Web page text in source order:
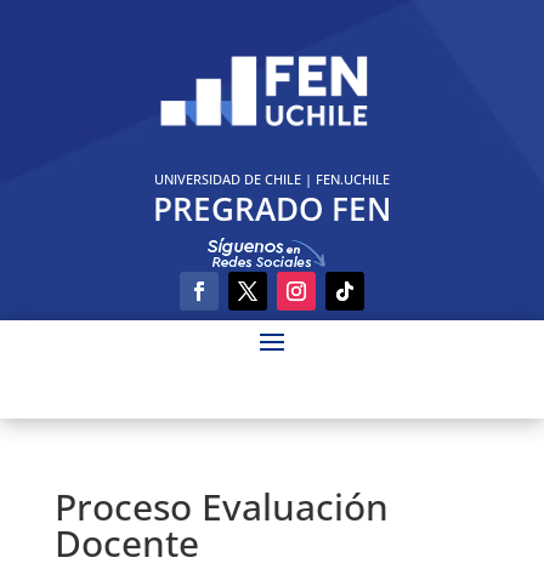
UNIVERSIDAD DE CHILE| FEN.UCHILE
PREGRADO FEN
Proceso Evaluación
Docente